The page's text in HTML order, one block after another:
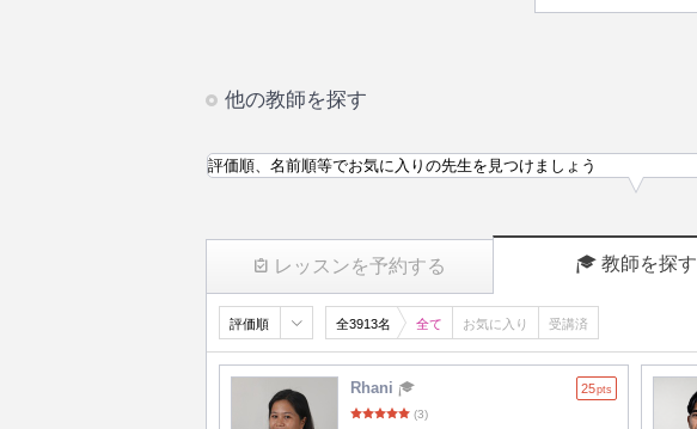
他の教師を探す
レッスンを予約する 教師を探す
評価順、名前順等でお気に入りの先生を見つけましょう
評価順 全3913名 全て お気に入り 受講済
Rhani 25pts
(3)